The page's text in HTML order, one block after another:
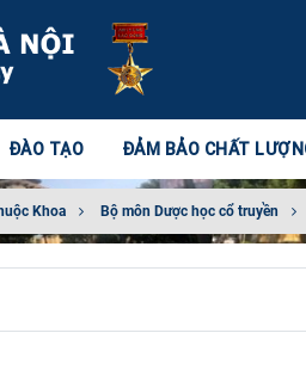
ĐÀO TẠO ĐẢM BẢO CHẤT
Khoa Bộ môn Dược học cổ truyền